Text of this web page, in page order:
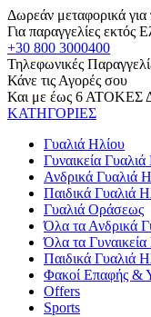
Δωρεάν μεταφορικά
Για παραγγελίες εκτός
+30 800 3000400
Τηλεφωνικές
Κάνε τις Αγορές σου
Και με έως 6 ΑΤΟΚΕΣ
ΚΑΤΗΓΟΡΙΕΣ
Γυαλιά Ηλίου
Γυναικεία
Ανδρικά Γυαλιά
Παιδικά Γυαλιά
Γυαλιά Οράσεως
Όλα τα Ανδρικά
Όλα τα
Παιδικά Γυαλιά
Φακοί Επαφής &
Offers
Sports